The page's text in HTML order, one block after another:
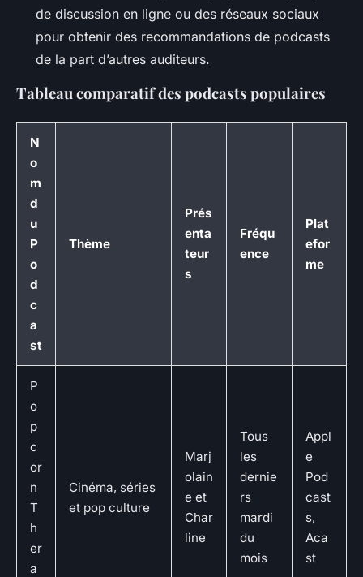
de discussion en ligne ou des réseaux sociaux
pour obtenir des recommandations de podcasts
de la part d’autres auditeurs.
Tableau comparatif des podcasts populaires
N
o
m
d
u
P
o
d
c
a
st
Thème
Prés
enta
teur
s
Fréqu
ence
Plat
efor
me
P
o
p
c
or
n
T
h
er
a
Cinéma, séries
et pop culture
Marj
olain
e et
Char
line
Tous
les
dernie
rs
mardi
du
mois
Appl
e
Pod
cast
s,
Aca
st